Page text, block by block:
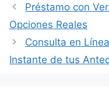
Préstamo con
Opciones Reales
Consulta en
Instante de tus